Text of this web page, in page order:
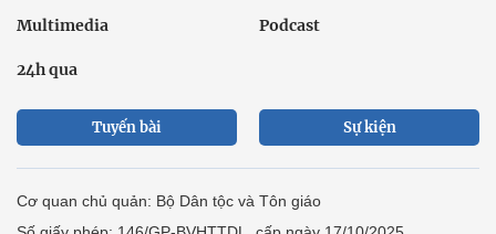
Multimedia Podcast
24h qua
Tuyến bài Sự kiện
Cơ quan chủ quản: Bộ Dân tộc và Tôn giáo